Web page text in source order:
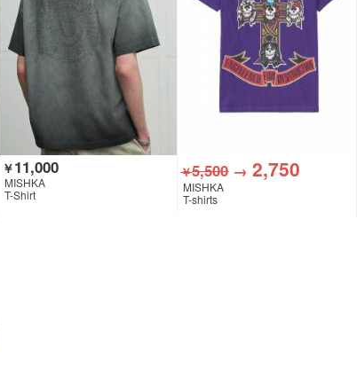
￥11,000
MISHKA
T-Shirt
￥5,500→2,750
MISHKA
T-shirts